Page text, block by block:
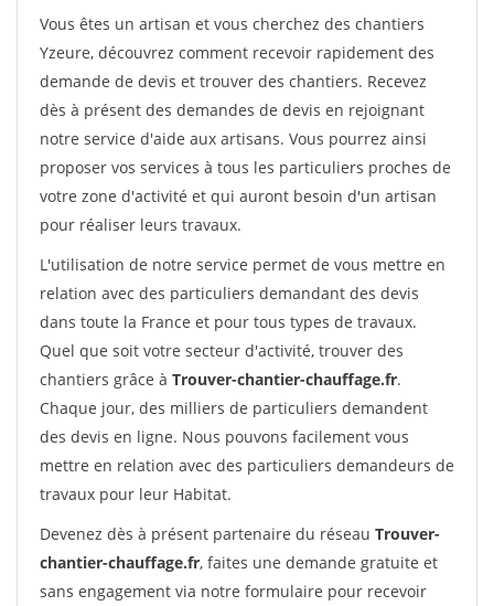
Vous êtes un artisan et vous cherchez des chantiers
Yzeure, découvrez comment recevoir rapidement des
demande de devis et trouver des chantiers. Recevez
dès à présent des demandes de devis en rejoignant
notre service d'aide aux artisans. Vous pourrez ainsi
proposer vos services à tous les particuliers proches de
votre zone d'activité et qui auront besoin d'un artisan
pour réaliser leurs travaux.
L'utilisation de notre service permet de vous mettre en
relation avec des particuliers demandant des devis
dans toute la France et pour tous types de travaux.
Quel que soit votre secteur d'activité, trouver des
chantiers grâce à Trouver-chantier-chauffage.fr.
Chaque jour, des milliers de particuliers demandent
des devis en ligne. Nous pouvons facilement vous
mettre en relation avec des particuliers demandeurs de
travaux pour leur Habitat.
Devenez dès à présent partenaire du réseau Trouver-
chantier-chauffage.fr, faites une demande gratuite et
sans engagement via notre formulaire pour recevoir